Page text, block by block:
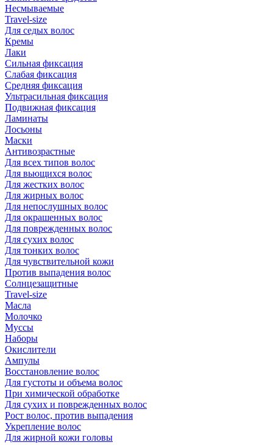
Несмываемые
Travel-size
Для седых волос
Кремы
Лаки
Сильная фиксация
Слабая фиксация
Средняя фиксация
Ультрасильная фиксация
Подвижная фиксация
Ламинаты
Лосьоны
Маски
Антивозрастные
Для всех типов волос
Для вьющихся волос
Для жестких волос
Для жирных волос
Для непослушных волос
Для окрашенных волос
Для поврежденных волос
Для сухих волос
Для тонких волос
Для чувствительной кожи
Против выпадения волос
Солнцезащитные
Travel-size
Масла
Молочко
Муссы
Наборы
Окислители
Ампулы
Восстановление волос
Для густоты и объема волос
При химической обработке
Для сухих и поврежденных волос
Рост волос, против выпадения
Укрепление волос
Для жирной кожи головы